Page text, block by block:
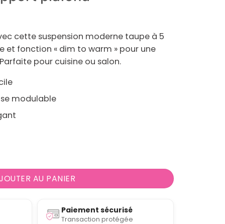
cette suspension moderne taupe à 5
et fonction « dim to warm » pour une
pour cuisine ou salon.
modulable
AU PANIER
Paiement sécurisé
Transaction protégée